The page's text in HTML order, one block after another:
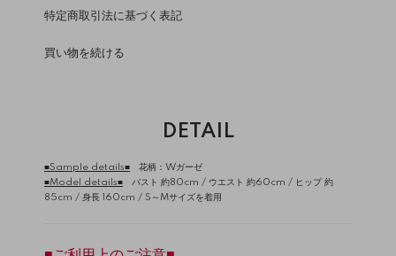
特定商取引法に基づく表記
買い物を続ける
DETAIL
■Sample details■ 花柄：Wガーゼ
■Model details■ バスト 約80cm / ウエスト 約60cm / ヒップ 約
85cm / 身長 160cm / S～Mサイズを着用